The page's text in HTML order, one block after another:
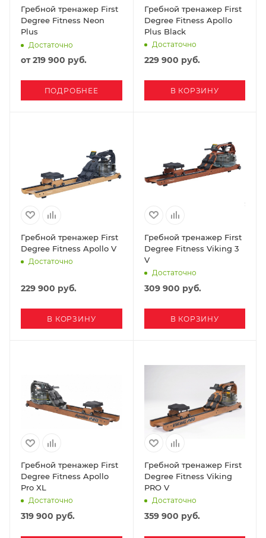
Гребной тренажер First
Degree Fitness Neon
Plus
Достаточно
от219 900 руб.
ПОДРОБНЕЕ
Гребной тренажер First
Degree Fitness Apollo
Plus Black
Достаточно
229 900 руб.
В КОРЗИНУ
Гребной тренажер First
Degree Fitness Apollo V
Достаточно
229 900 руб.
В КОРЗИНУ
Гребной тренажер First
Degree Fitness Viking 3
V
Достаточно
309 900 руб.
В КОРЗИНУ
Гребной тренажер First
Degree Fitness Apollo
Pro XL
Достаточно
319 900 руб.
Гребной тренажер First
Degree Fitness Viking
PRO V
Достаточно
359 900 руб.